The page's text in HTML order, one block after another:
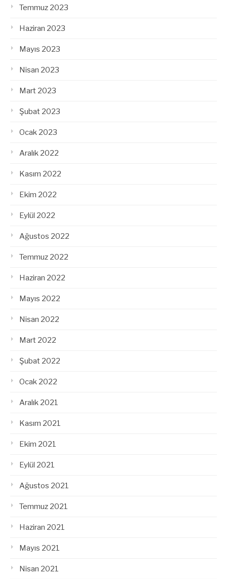
Temmuz 2023
Haziran 2023
Mayıs 2023
Nisan 2023
Mart 2023
Şubat 2023
Ocak 2023
Aralık 2022
Kasım 2022
Ekim 2022
Eylül 2022
Ağustos 2022
Temmuz 2022
Haziran 2022
Mayıs 2022
Nisan 2022
Mart 2022
Şubat 2022
Ocak 2022
Aralık 2021
Kasım 2021
Ekim 2021
Eylül 2021
Ağustos 2021
Temmuz 2021
Haziran 2021
Mayıs 2021
Nisan 2021